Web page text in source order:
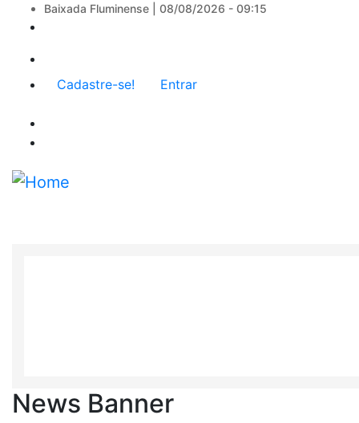
Baixada Fluminense | 08/08/2026 - 09:15
Menu
de
Cadastre-se! Entrar
News Banner